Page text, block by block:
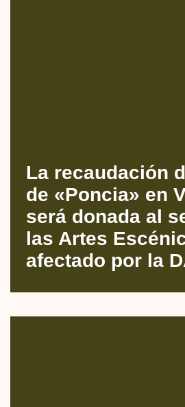
La recaudación
de «Poncia» en
será donada al
las Artes
afectado por la